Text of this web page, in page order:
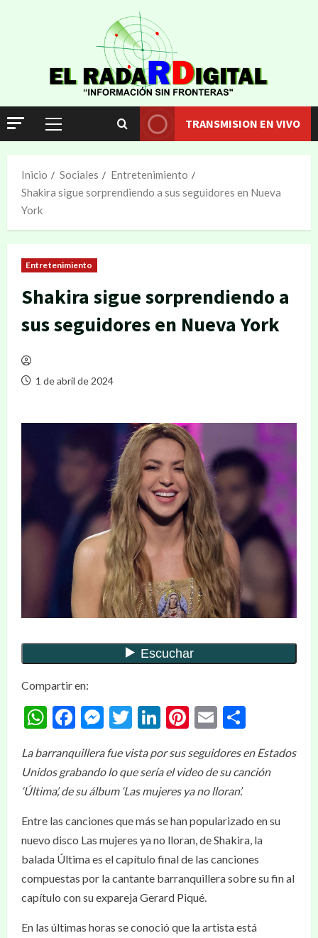
TRANSMISION EN VIVO
Inicio Sociales
Entretenimiento
Shakira sigue sorprendiendo a sus seguidores en Nueva
York
Entretenimiento
Shakira sigue sorprendiendo a
sus seguidores en Nueva York
1 de abril de 2024
Compartir en:
WhatsApp
Facebook
Messenger
Twitter
LinkedIn
Pinterest
Email
La barranquillera fue vista por sus seguidores en Estados
Unidos grabando lo que sería el video de su canción
‘Última’, de su álbum ‘Las mujeres ya no lloran’.
Entre las canciones que más se han popularizado en su
nuevo disco Las mujeres ya no lloran, de Shakira, la
balada Última es el capítulo final de las canciones
compuestas por la cantante barranquillera sobre su fin al
capítulo con su expareja Gerard Piqué.
En las últimas horas se conoció que la artista está